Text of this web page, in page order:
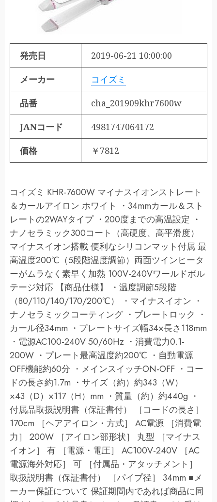
発売日 2019-06-21 10:00:00
メーカー コイズミ
品番 cha_201909khr7600w
JANコード 4981747064172
価格 ￥7812
コイズミ KHR-7600W マイナスイオンストレート
＆カールアイロン ホワイト ・34mmカール＆スト
レートの2WAYタイプ ・200度までの高温設定 ・
ナノセラミック300コート（高硬度、高平滑度）
マイナスイオン搭載 便利なシリコンマット付属 最
高温度200℃（5段階温度調節）両面ツインヒータ
ーがムラなく素早く加熱 100V-240Vワールドボル
テージ対応 【商品仕様】 ・温度調節5段階
（80/110/140/170/200℃） ・マイナスイオン ・
ナノセラミックコーティング ・プレートロック ・
カール径34mm ・プレートサイズ幅34×長さ118mm
・電源AC100-240V 50/60Hz ・消費電力0.1-
200W ・プレート最高温度約200℃ ・自動電源
OFF機能約60分 ・メインスイッチON-OFF ・コー
ドの長さ約1.7m ・サイズ（約）約343（W）
×43（D）×117（H）mm ・質量（約）約440g ・
付属品取扱説明書（保証書付） ［コードの長さ］
170cm ［ヘアアイロン・方式］ AC電源 ［消費電
力］ 200W ［アイロン部形状］ 丸型 ［マイナス
イオン］ 有 ［電源・電圧］ AC100V-240V ［AC
電源海外対応］ 可 ［付属品・アタッチメント］
取扱説明書（保証書付） ［パイプ径］ 34mm ■メ
ーカー保証について 保証期間内であれば商品に同